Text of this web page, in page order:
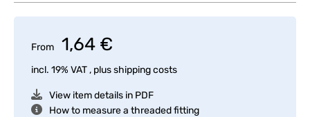
From 1,64 €
incl. 19% VAT , plusshipping costs
View item details in PDF
How to measure a threaded fitting